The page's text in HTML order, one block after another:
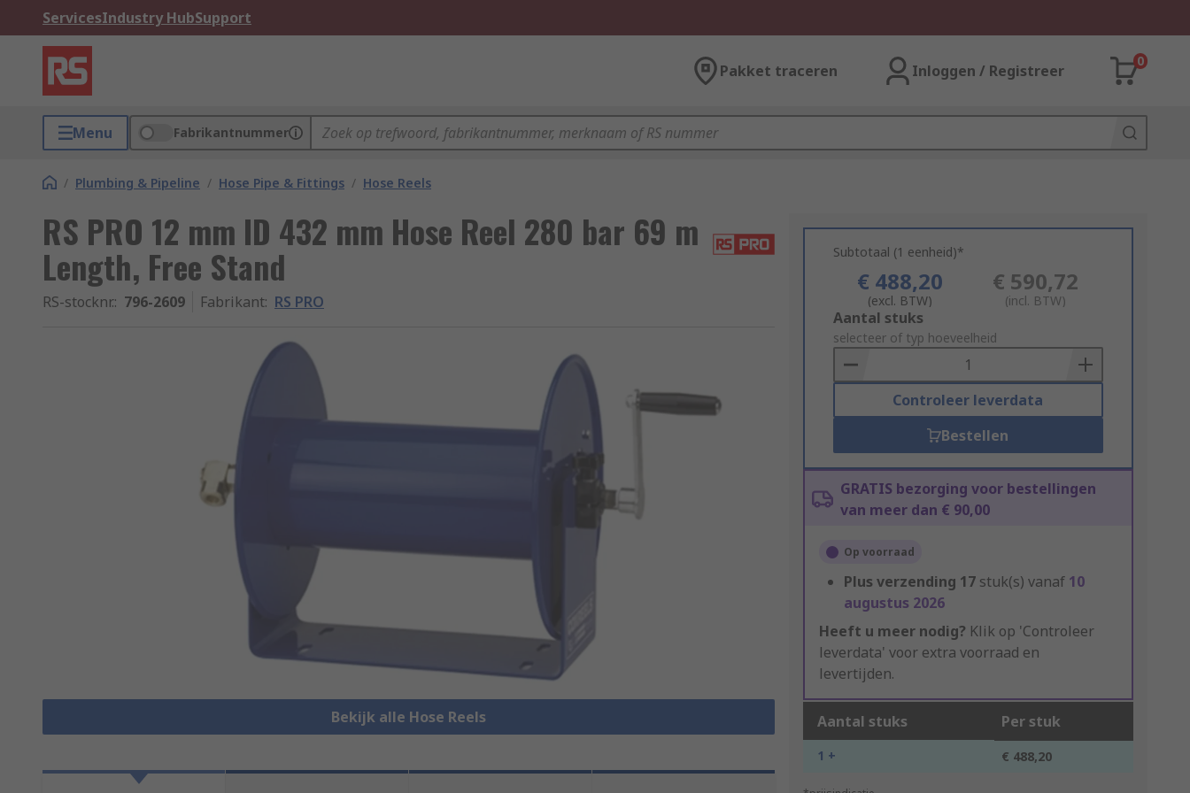
ServicesIndustry HubSupport
Pakket traceren Inloggen / Registreer
0
Menu Fabrikantnummer
/ Plumbing & Pipeline / Hose Pipe & Fittings / Hose Reels
RS PRO 12 mm ID 432 mm Hose Reel 280 bar 69 m
Length, Free Stand
RS-stocknr.: 796-2609 Fabrikant: RS PRO
Bekijk alle Hose Reels
Subtotaal (1 eenheid)*
€ 488,20
(excl. BTW)
€ 590,72
(incl. BTW)
Add
to
Basket
Aantal stuks
selecteer of typ hoeveelheid
Controleer leverdata
Bestellen
GRATIS bezorging voor bestellingen
van meer dan € 90,00
Op voorraad
Plus verzending 17 stuk(s) vanaf 10
augustus 2026
Heeft u meer nodig? Klik op 'Controleer
leverdata' voor extra voorraad en
levertijden.
Aantal stuks Per stuk
1 + € 488,20